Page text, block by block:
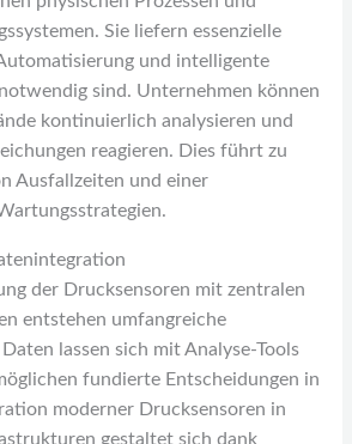
Sie liefern essenzielle
und intelligente
sind. Unternehmen können
kontinuierlich analysieren und
reagieren. Dies führt zu
Ausfallzeiten und einer
der Drucksensoren mit zentralen
entstehen umfangreiche
Daten lassen sich mit Analyse-Tools
fundierte Entscheidungen in
moderner Drucksensoren in
gestaltet sich dank